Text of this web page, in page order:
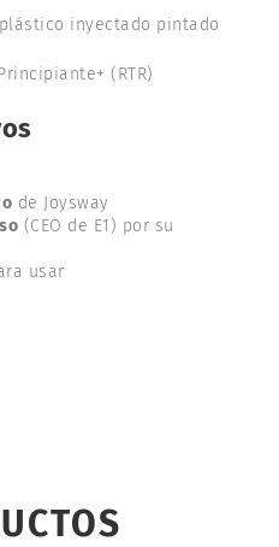
inyectado pintado
(RTR)
de Joysway
(CEO de E1) por su
usar